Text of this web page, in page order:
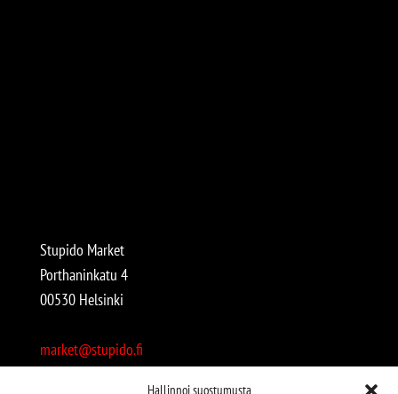
Hallinnoi suostumusta
Stupido Market
Porthaninkatu 4
00530 Helsinki
market@stupido.fi